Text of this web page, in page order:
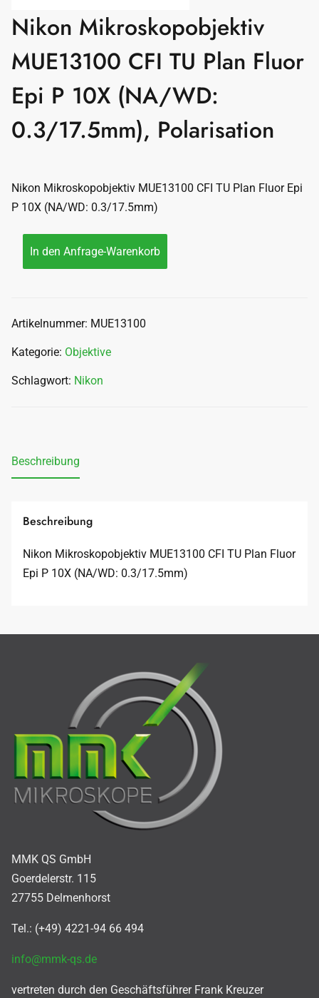
Nikon Mikroskopobjektiv
MUE13100 CFI TU Plan Fluor
Epi P 10X (NA/WD:
0.3/17.5mm), Polarisation
Nikon Mikroskopobjektiv MUE13100 CFI TU Plan Fluor Epi
P 10X (NA/WD: 0.3/17.5mm)
In den Anfrage-Warenkorb
Artikelnummer: MUE13100
Kategorie: Objektive
Schlagwort: Nikon
Beschreibung
Beschreibung
Nikon Mikroskopobjektiv MUE13100 CFI TU Plan Fluor
Epi P 10X (NA/WD: 0.3/17.5mm)
MMK QS GmbH
Goerdelerstr. 115
27755 Delmenhorst
Tel.: (+49) 4221-94 66 494
info@mmk-qs.de
vertreten durch den Geschäftsführer Frank Kreuzer